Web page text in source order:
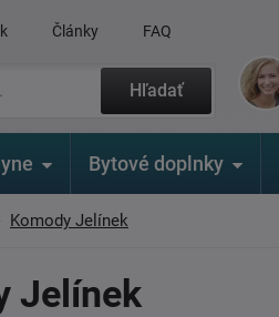
Články FAQ
Hľadať
Bytové doplnky
Komody Jelínek
Jelínek